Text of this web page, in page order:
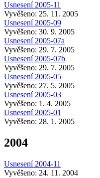
Usnesení 2005-11
Vyvěšeno: 25. 11. 2005
Usnesení 2005-09
Vyvěšeno: 30. 9. 2005
Usnesení 2005-07a
Vyvěšeno: 29. 7. 2005
Usnesení 2005-07b
Vyvěšeno: 29. 7. 2005
Usnesení 2005-05
Vyvěšeno: 27. 5. 2005
Usnesení 2005-03
Vyvěšeno: 1. 4. 2005
Usnesení 2005-01
Vyvěšeno: 28. 1. 2005
2004
Usnesení 2004-11
Vyvěšeno: 24. 11. 2004